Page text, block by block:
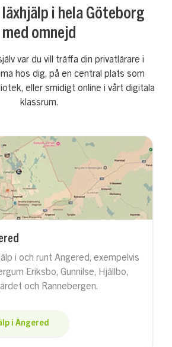
i hela Göteborg
med omnejd
var du vill träffa din privatlärare i
hos dig, på en central plats som
eller smidigt online i vårt digitala
klassrum.
i och runt Angered, exempelvis
Eriksbo, Gunnilse, Hjällbo,
och Rannebergen.
i Angered